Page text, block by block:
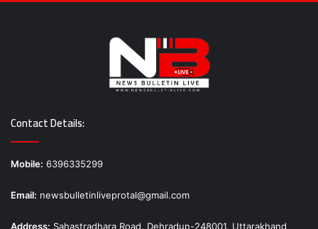
Contact Details:
Mobile: 6396335299
Email: newsbulletinliveprotal@gmail.com
Address: Sahastradhara Road, Dehradun-248001, Uttarakhand